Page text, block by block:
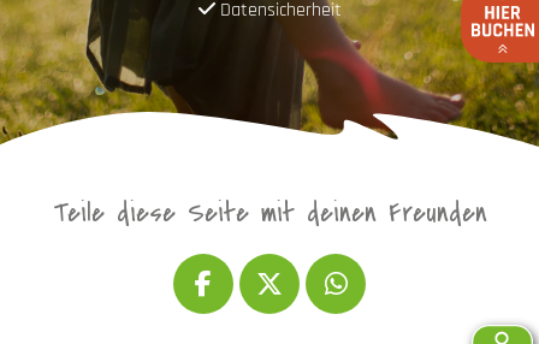
Datensicherheit
Teile diese Seite mit deinen Freunden